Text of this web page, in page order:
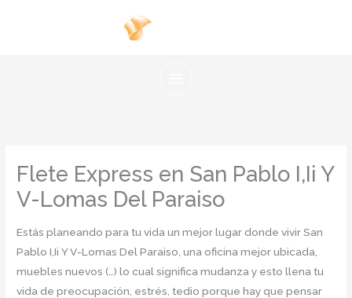
Flete Express en San Pablo I,Ii Y
V-Lomas Del Paraiso
Estás planeando para tu vida un mejor lugar donde vivir San
Pablo I,Ii Y V-Lomas Del Paraiso, una oficina mejor ubicada,
muebles nuevos (…) lo cual significa mudanza y esto llena tu
vida de preocupación, estrés, tedio porque hay que pensar